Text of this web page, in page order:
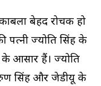
बेहद रोचक हो
पत्नी ज्योति सिंह के
के आसार हैं। ज्योति
सिंह और जेडीयू के